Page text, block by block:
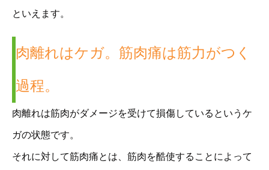
といえます。
肉離れはケガ。筋肉痛は筋力がつく
過程。
肉離れは筋肉がダメージを受けて損傷しているというケ
ガの状態です。
それに対して筋肉痛とは、筋肉を酷使することによって